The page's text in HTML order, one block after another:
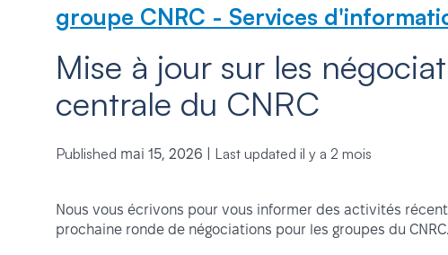
groupe CNRC - Services
Mise à jour sur les
centrale du CNRC
Published mai 15, 2026 Last updated il y a 2 mois
Nous vous écrivons pour vous informer des activités
prochaine ronde de négociations pour les groupes du CNRC.